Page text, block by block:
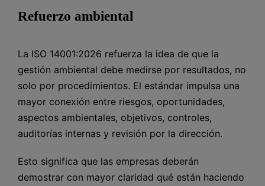
Refuerzo ambiental
La ISO 14001:2026 refuerza la idea de que la
gestión ambiental debe medirse por resultados, no
solo por procedimientos. El estándar impulsa una
mayor conexión entre riesgos, oportunidades,
aspectos ambientales, objetivos, controles,
auditorías internas y revisión por la dirección.
Esto significa que las empresas deberán
demostrar con mayor claridad qué están haciendo